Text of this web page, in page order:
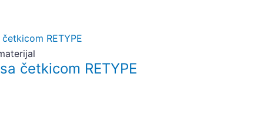
četkicom RETYPE